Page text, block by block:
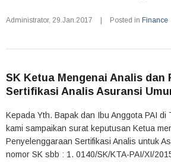
Administrator, 29.Jan.2017 Posted in Finance
SK Ketua Mengenai Analis dan
Sertifikasi Analis Asuransi
Kepada Yth. Bapak dan Ibu Anggota PAI di
kami sampaikan surat keputusan Ketua
Penyelenggaraan Sertifikasi Analis untuk
nomor SK sbb : 1. 0140/SK/KTA-PAI/XI/